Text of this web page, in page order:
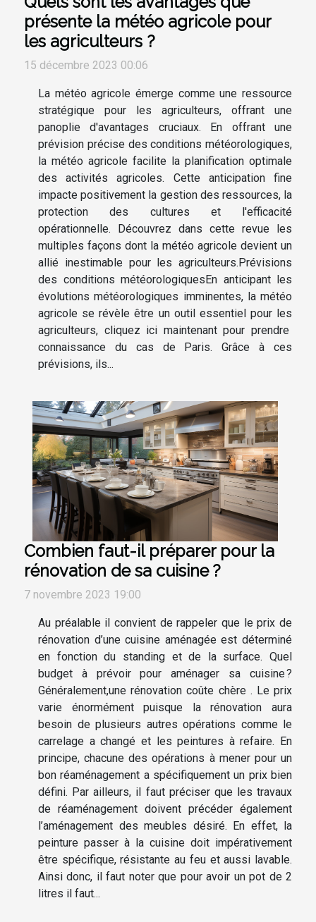
présente la météo agricole pour
les agriculteurs ?
15 décembre 2023 00:06
La météo agricole émerge comme une ressource
stratégique pour les agriculteurs, offrant une
panoplie d'avantages cruciaux. En offrant une
prévision précise des conditions météorologiques,
la météo agricole facilite la planification optimale
des activités agricoles. Cette anticipation fine
impacte positivement la gestion des ressources, la
protection des cultures et l'efficacité
opérationnelle. Découvrez dans cette revue les
multiples façons dont la météo agricole devient un
allié inestimable pour les agriculteurs.Prévisions
des conditions météorologiquesEn anticipant les
évolutions météorologiques imminentes, la météo
agricole se révèle être un outil essentiel pour les
agriculteurs, cliquez ici maintenant pour prendre
connaissance du cas de Paris. Grâce à ces
prévisions, ils...
Combien faut-il préparer pour la
rénovation de sa cuisine ?
7 novembre 2023 19:00
Au préalable il convient de rappeler que le prix de
rénovation d’une cuisine aménagée est déterminé
en fonction du standing et de la surface. Quel
budget à prévoir pour aménager sa cuisine ?
Généralement,une rénovation coûte chère . Le prix
varie énormément puisque la rénovation aura
besoin de plusieurs autres opérations comme le
carrelage a changé et les peintures à refaire. En
principe, chacune des opérations à mener pour un
bon réaménagement a spécifiquement un prix bien
défini. Par ailleurs, il faut préciser que les travaux
de réaménagement doivent précéder également
l’aménagement des meubles désiré. En effet, la
peinture passer à la cuisine doit impérativement
être spécifique, résistante au feu et aussi lavable.
Ainsi donc, il faut noter que pour avoir un pot de 2
litres il faut...